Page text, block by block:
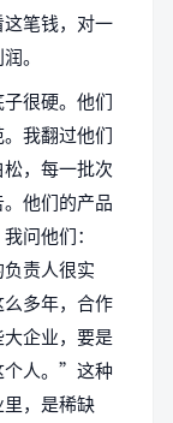
笔钱，对一
。
很硬。他们
我翻过他们
，每一批次
他们的产品
问他们：
责人很实
多年，合作
企业，要是
个人。”这种
，是稀缺